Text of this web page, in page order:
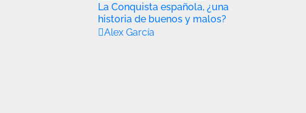
La Conquista española, ¿una
historia de buenos y malos?
Alex García